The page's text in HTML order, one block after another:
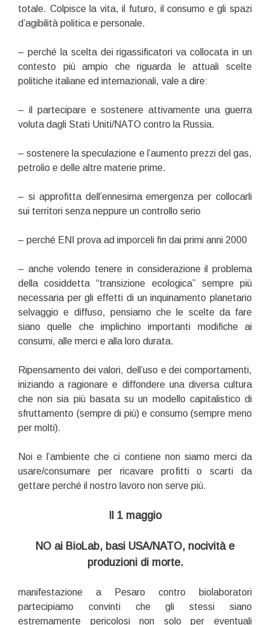
totale. Colpisce la vita, il futuro, il consumo e gli spazi
d’agibilità politica e personale.
– perché la scelta dei rigassificatori va collocata in un
contesto più ampio che riguarda le attuali scelte
politiche italiane ed internazionali, vale a dire:
– il partecipare e sostenere attivamente una guerra
voluta dagli Stati Uniti/NATO contro la Russia.
– sostenere la speculazione e l’aumento prezzi del gas,
petrolio e delle altre materie prime.
– si approfitta dell’ennesima emergenza per collocarli
sui territori senza neppure un controllo serio
– perché ENI prova ad imporceli fin dai primi anni 2000
– anche volendo tenere in considerazione il problema
della cosiddetta “transizione ecologica” sempre più
necessaria per gli effetti di un inquinamento planetario
selvaggio e diffuso, pensiamo che le scelte da fare
siano quelle che implichino importanti modifiche ai
consumi, alle merci e alla loro durata.
Ripensamento dei valori, dell’uso e dei comportamenti,
iniziando a ragionare e diffondere una diversa cultura
che non sia più basata su un modello capitalistico di
sfruttamento (sempre di più) e consumo (sempre meno
per molti).
Noi e l’ambiente che ci contiene non siamo merci da
usare/consumare per ricavare profitti o scarti da
gettare perché il nostro lavoro non serve più.
Il 1 maggio
NO ai BioLab, basi USA/NATO, nocività e
produzioni di morte.
manifestazione a Pesaro contro biolaboratori
partecipiamo convinti che gli stessi siano
estremamente pericolosi non solo per eventuali